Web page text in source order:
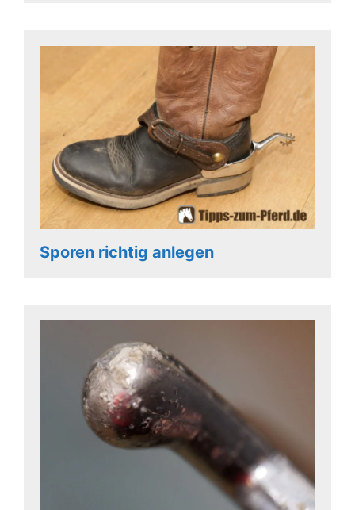
Sporen richtig anlegen